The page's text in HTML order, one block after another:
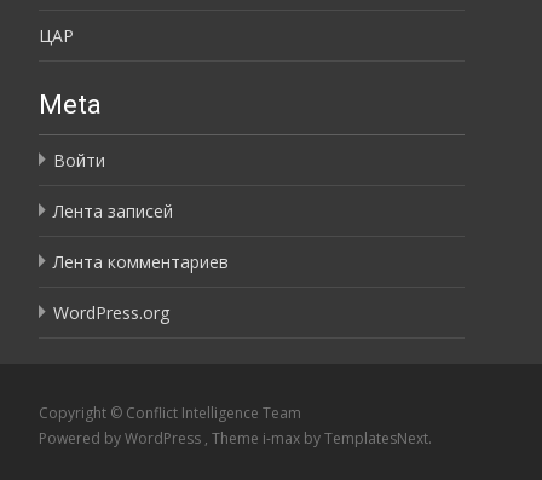
ЦАР
Meta
Войти
Лента записей
Лента комментариев
WordPress.org
Copyright © Conflict Intelligence Team
Powered by WordPress , Theme i-max by TemplatesNext.